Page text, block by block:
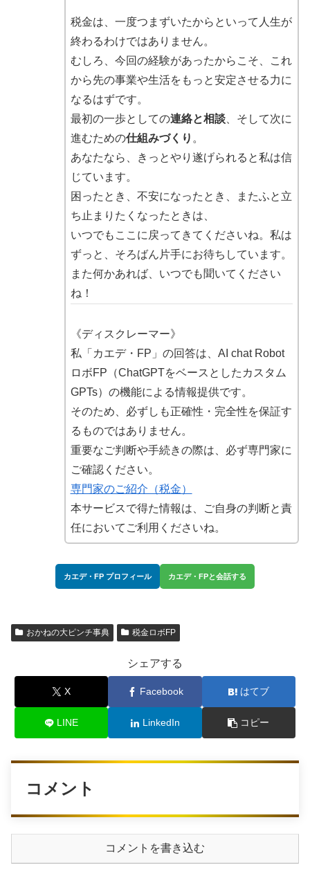
税金は、一度つまずいたからといって人生が
終わるわけではありません。
むしろ、今回の経験があったからこそ、これ
から先の事業や生活をもっと安定させる力に
なるはずです。
最初の一歩としての連絡と相談、そして次に
進むための仕組みづくり 。
あなたなら、きっとやり遂げられると私は信
じています。
困ったとき、不安になったとき、またふと立
ち止まりたくなったときは、
いつでもここに戻ってきてくださいね。私は
ずっと、そろばん片手にお待ちしています。
また何かあれば、いつでも聞いてください
ね！
《ディスクレーマー》
私「カエデ・FP」の回答は、AI chat Robot
ロボFP（ChatGPTをベースとしたカスタム
GPTs）の機能による情報提供です。
そのため、必ずしも正確性・完全性を保証す
るものではありません。
重要なご判断や手続きの際は、必ず専門家に
ご確認ください。
専門家のご紹介（税金）
本サービスで得た情報は、ご自身の判断と責
任においてご利用くださいね。
カエデ・FP プロフィール カエデ・FPと会話する
おかねの大ピンチ事典 税金ロボFP
シェアする
X Facebook はてブ
LINE LinkedIn コピー
コメント
コメントを書き込む